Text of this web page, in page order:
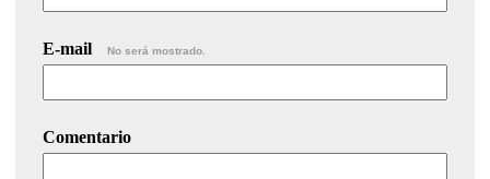
E-mail No será mostrado.
Comentario